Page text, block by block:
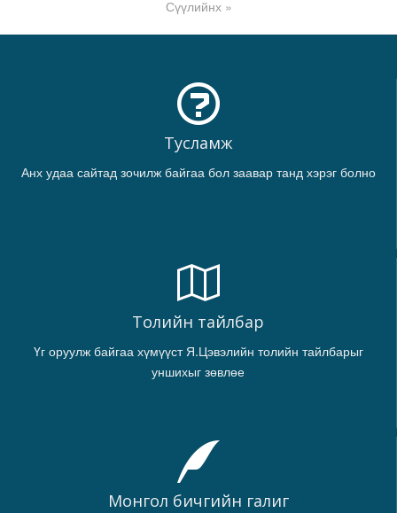
Сүүлийнх »
Тусламж
Анх удаа сайтад зочилж байгаа бол заавар танд хэрэг болно
Толийн тайлбар
Үг оруулж байгаа хүмүүст Я.Цэвэлийн толийн тайлбарыг
уншихыг зөвлөе
Монгол бичгийн галиг